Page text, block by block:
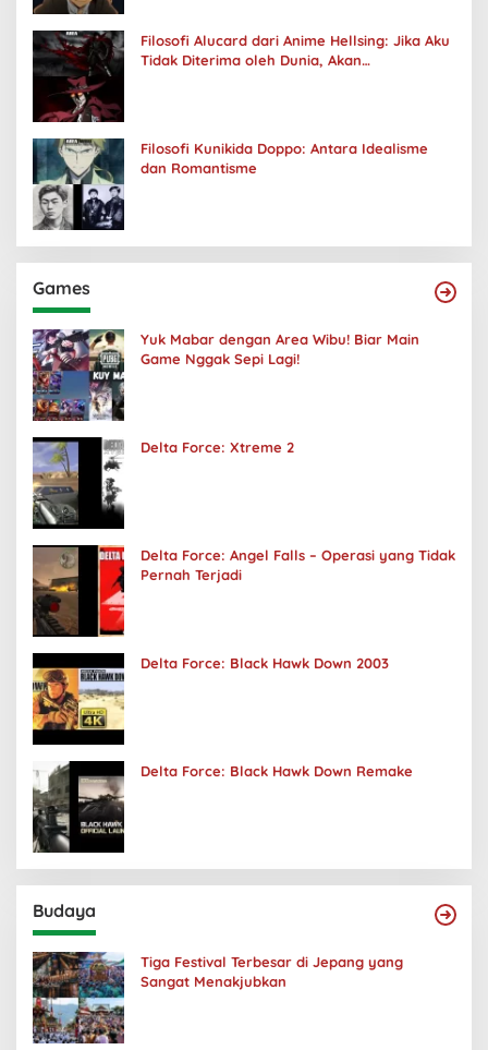
Filosofi Alucard dari Anime Hellsing: Jika Aku
Tidak Diterima oleh Dunia, Akan
Filosofi Kunikida Doppo: Antara Idealisme
dan Romantisme
Games
Yuk Mabar dengan Area Wibu! Biar Main
Game Nggak Sepi Lagi!
Delta Force: Xtreme 2
Delta Force: Angel Falls – Operasi yang Tidak
Pernah Terjadi
Delta Force: Black Hawk Down 2003
Delta Force: Black Hawk Down Remake
Budaya
Tiga Festival Terbesar di Jepang yang
Sangat Menakjubkan